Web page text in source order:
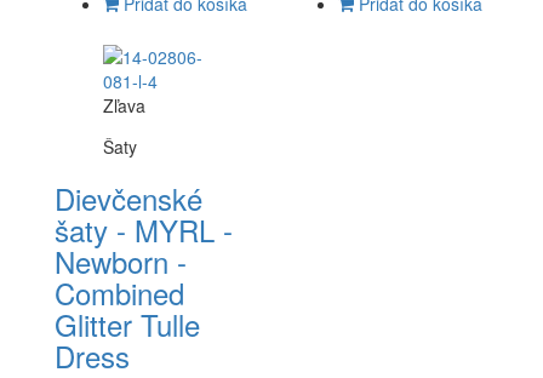
Zľava
Šaty
Dievčenské
šaty - MYRL -
Newborn -
Combined
Glitter Tulle
Dress